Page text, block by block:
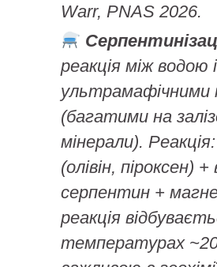
Warr, PNAS 2026.
реакція між водою
ультрамафічними
(багатими на
мінерали).
(олівін, піроксен)
серпентин +
реакція
температурах